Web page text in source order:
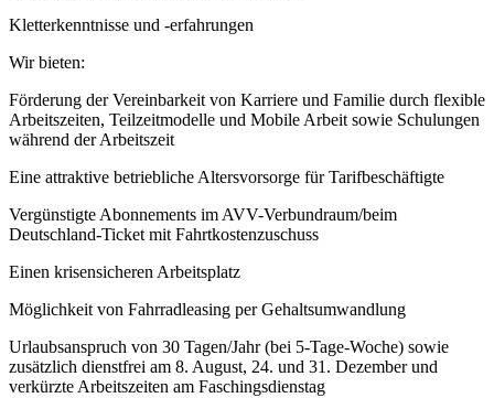
Kletterkenntnisse und -erfahrungen
Wir bieten:
Förderung der Vereinbarkeit von Karriere und Familie durch flexible
Arbeitszeiten, Teilzeitmodelle und Mobile Arbeit sowie Schulungen
während der Arbeitszeit
Eine attraktive betriebliche Altersvorsorge für Tarifbeschäftigte
Vergünstigte Abonnements im AVV-Verbundraum/beim
Deutschland-Ticket mit Fahrtkostenzuschuss
Einen krisensicheren Arbeitsplatz
Möglichkeit von Fahrradleasing per Gehaltsumwandlung
Urlaubsanspruch von 30 Tagen/Jahr (bei 5-Tage-Woche) sowie
zusätzlich dienstfrei am 8. August, 24. und 31. Dezember und
verkürzte Arbeitszeiten am Faschingsdienstag